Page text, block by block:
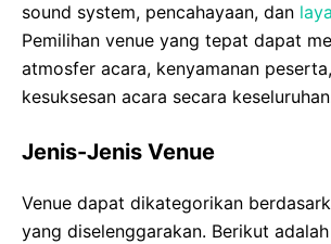
sound system, pencahayaan, dan
Pemilihan venue yang tepat dapat
atmosfer acara, kenyamanan
kesuksesan acara secara
Jenis-Jenis Venue
Venue dapat dikategorikan
yang diselenggarakan. Berikut